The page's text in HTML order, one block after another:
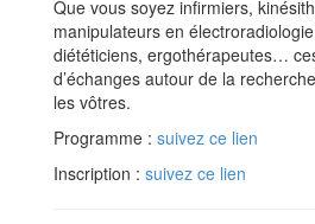
Que vous soyez inﬁrmiers,
manipulateurs en
diététiciens, ergothérapeutes…
d’échanges autour de la
les vôtres.
Programme : suivez ce lien
Inscription : suivez ce lien